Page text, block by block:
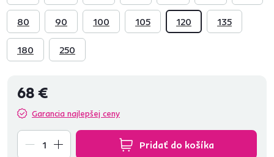
80 90 100 105 120 135
180 250
68 €
Garancia najlepšej ceny
Pridať do košíka